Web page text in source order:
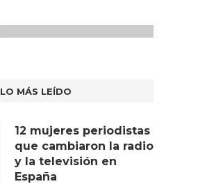
LO MÁS LEÍDO
12 mujeres periodistas
que cambiaron la radio
y la televisión en
España